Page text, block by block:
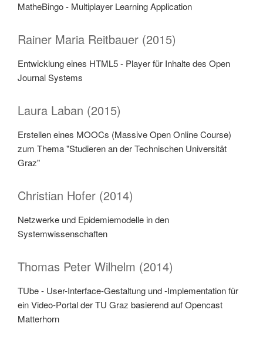
MatheBingo - Multiplayer Learning Application
Rainer Maria Reitbauer (2015)
Entwicklung eines HTML5 - Player für Inhalte des Open
Journal Systems
Laura Laban (2015)
Erstellen eines MOOCs (Massive Open Online Course)
zum Thema "Studieren an der Technischen Universität
Graz"
Christian Hofer (2014)
Netzwerke und Epidemiemodelle in den
Systemwissenschaften
Thomas Peter Wilhelm (2014)
TUbe - User-Interface-Gestaltung und -Implementation für
ein Video-Portal der TU Graz basierend auf Opencast
Matterhorn